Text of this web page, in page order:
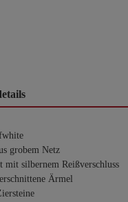
grobem Netz
mit silbernem Reißverschluss
Ärmel